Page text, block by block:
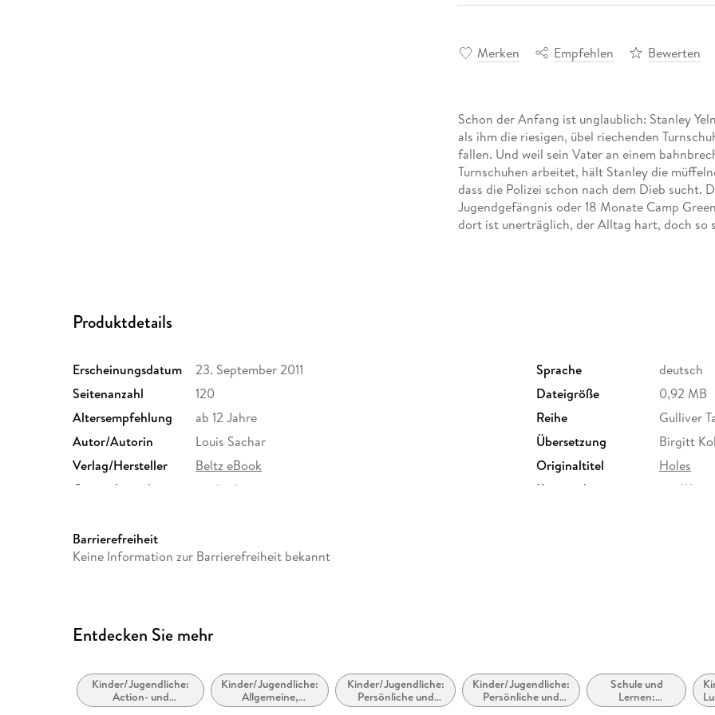
Merken Empfehlen Bewerten
Schon der Anfang ist unglaublich: Stanley
als ihm die riesigen, übel riechenden
fallen. Und weil sein Vater an einem
Turnschuhen arbeitet, hält Stanley die
dass die Polizei schon nach dem Dieb sucht.
Jugendgefängnis oder 18 Monate Camp
dort ist unerträglich, der Alltag hart, doch so
Produktdetails
Erscheinungsdatum 23. September 2011 Sprache
deutsch
Seitenanzahl
120 Dateigröße
0,92 MB
Altersempfehlung
ab 12 Jahre Reihe
Gulliver
Autor/Autorin
Louis Sachar Übersetzung
Birgitt
Verlag/Hersteller
Beltz eBook Originaltitel
Holes
Originalsprache
englisch Kopierschutz
mit
Dateiformat
Barrierefreiheit
Keine Information zur Barrierefreiheit bekannt
Entdecken Sie mehr
Kinder/Jugendliche:
Action- und
Abenteuergeschichten
Kinder/Jugendliche:
Allgemeine,
moderne und
Kinder/Jugendliche:
Persönliche und
soziale Themen:
Kinder/Jugendliche:
Persönliche und
soziale Themen:
Schule und
Lernen:
Erstsprache: